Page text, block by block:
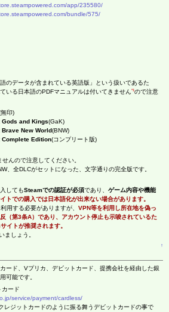
app/235580/
bundle/575/
のデータが含まれている英語版」という扱いであるた
いる日本語のPDFマニュアルは付いてきません*1ので注意
印)
and Kings(GaK)
New World(BNW)
Edition(コンプリート版)
んので注意してください。
、全DLCがセットになった、文字通りの完全版です。
してもSteamでの認証が必須であり、 ゲーム内容や機能
トでの購入では日本語化が出来ない場合があります。
用する必要がありますが、 VPN等を利用し所在地を偽っ
（第3条A）であり、アカウント停止も示唆されているた
イトが推奨されます。
ましょう。
↑
ード、Vプリカ、デビットカード、提携会社を経由した銀
可能です。
ード
service/payment/cardless/
レジットカードのように振る舞うデビットカードの事で